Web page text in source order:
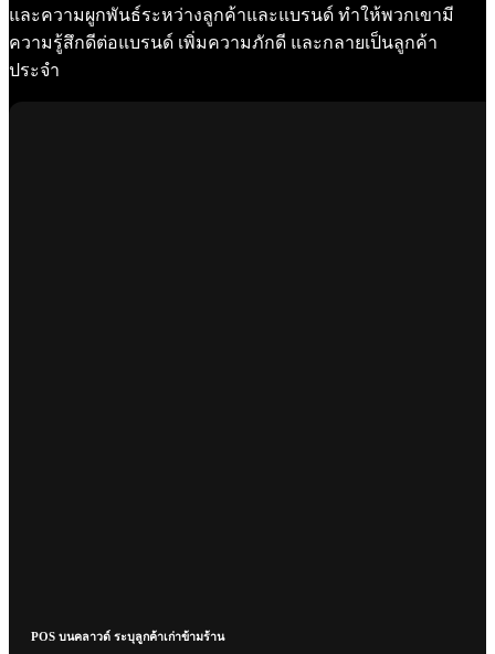
และความผูกพันธ์ระหว่างลูกค้าและแบรนด์ ทำให้พวกเขามี
ความรู้สึกดีต่อแบรนด์ เพิ่มความภักดี และกลายเป็นลูกค้า
ประจำ
POS บนคลาวด์ ระบุลูกค้าเก่าข้ามร้าน